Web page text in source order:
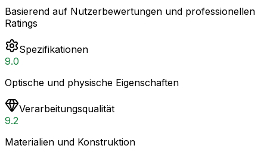
Basierend auf Nutzerbewertungen und professionellen
Ratings
Spezifikationen
9.0
Optische und physische Eigenschaften
Verarbeitungsqualität
9.2
Materialien und Konstruktion